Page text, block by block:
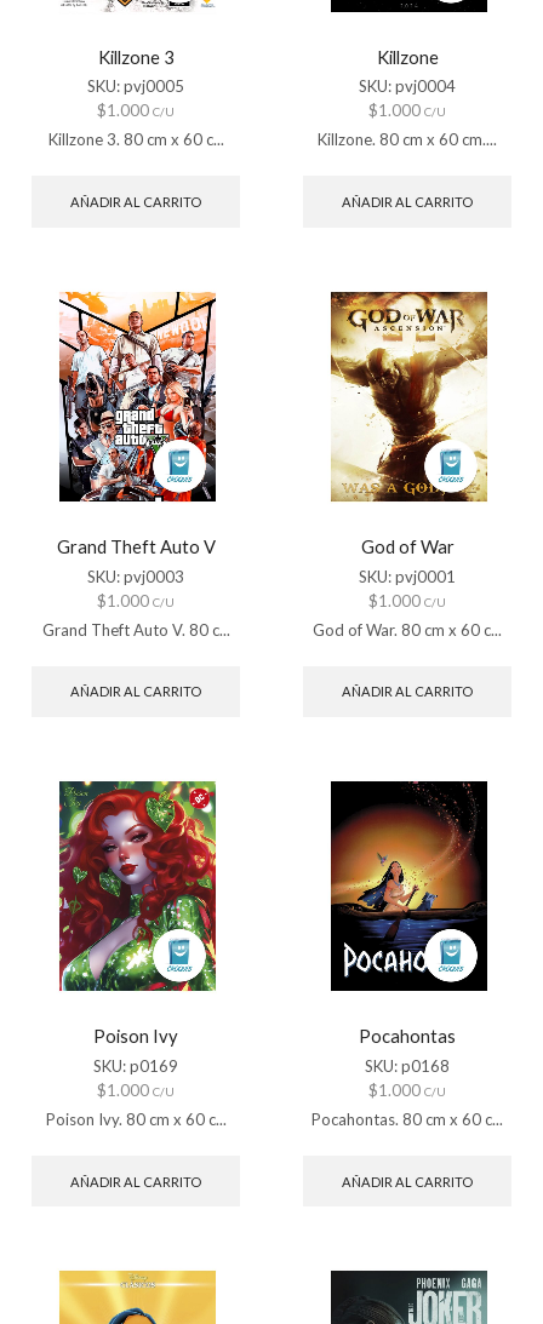
Killzone 3
SKU:pvj0005
$1.000 C/U
Killzone 3. 80 cm x 60 c...
AÑADIR AL CARRITO
Killzone
SKU:pvj0004
$1.000 C/U
Killzone. 80 cm x 60 cm....
AÑADIR AL CARRITO
Grand Theft Auto V
SKU:pvj0003
$1.000 C/U
Grand Theft Auto V. 80 c...
AÑADIR AL CARRITO
God of War
SKU:pvj0001
$1.000 C/U
God of War. 80 cm x 60 c...
AÑADIR AL CARRITO
Poison Ivy
SKU:p0169
$1.000 C/U
Poison Ivy. 80 cm x 60 c...
AÑADIR AL CARRITO
Pocahontas
SKU:p0168
$1.000 C/U
Pocahontas. 80 cm x 60 c...
AÑADIR AL CARRITO